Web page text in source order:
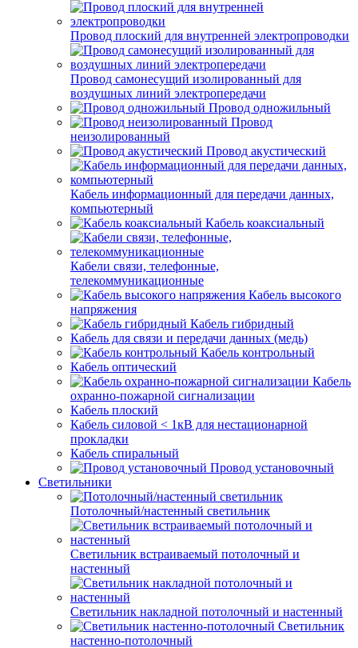
Провод плоский для внутренней электропроводки
Провод самонесущий изолированный для
воздушных линий электропередачи
Провод одножильный
Провод
неизолированный
Провод акустический
Кабель информационный для передачи данных,
компьютерный
Кабель коаксиальный
Кабели связи, телефонные,
телекоммуникационные
Кабель высокого
напряжения
Кабель гибридный
Кабель для связи и передачи данных (медь)
Кабель контрольный
Кабель оптический
Кабель
охранно-пожарной сигнализации
Кабель плоский
Кабель силовой < 1кВ для нестационарной
прокладки
Кабель спиральный
Провод установочный
Светильники
Потолочный/настенный светильник
Светильник встраиваемый потолочный и
настенный
Светильник накладной потолочный и настенный
Светильник
настенно-потолочный